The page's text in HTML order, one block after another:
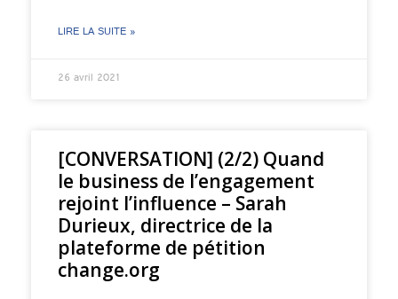
LIRE LA SUITE »
26 avril 2021
[CONVERSATION] (2/2) Quand
le business de l’engagement
rejoint l’influence – Sarah
Durieux, directrice de la
plateforme de pétition
change.org